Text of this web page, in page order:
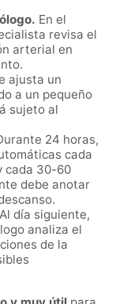
En el
revisa el
arterial en
ajusta un
a un pequeño
sujeto al
24 horas,
cada
cada 30-60
debe anotar
Al día siguiente,
analiza el
de la